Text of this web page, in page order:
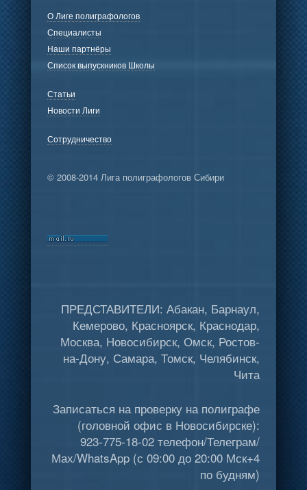
О Лиге полиграфологов
Специалисты
Наши партнёры
Список выпускников Школы
Статьи
Новости Лиги
Сотрудничество
© 2008-2014 Лига полиграфологов Сибири
ПРЕДСТАВИТЕЛИ: Абакан, Барнаул,
Кемерово, Красноярск, Краснодар,
Москва, Новосибирск, Омск, Ростов-
на-Дону, Самара, Томск, Челябинск,
Чита
Записаться на проверку на полиграфе
(головной офис в Новосибирске):
923-775-18-02 телефон/Телеграм/
Мах/WhatsApp (с 09:00 до 20:00 Мск+4
по будням)